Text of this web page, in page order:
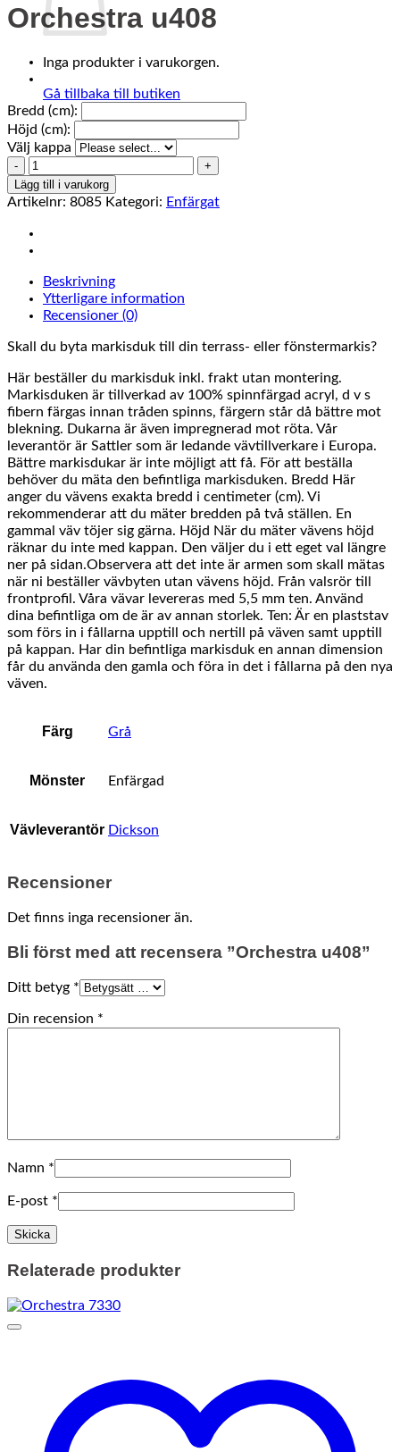
Inga produkter i varukorgen.
Gå tillbaka till butiken
Orchestra u408
Bredd (cm):
Höjd (cm):
Välj kappa
Orchestra
u408
mängd
Lägg till i varukorg
Artikelnr: 8085 Kategori: Enfärgat
Beskrivning
Ytterligare information
Recensioner (0)
Skall du byta markisduk till din terrass- eller fönstermarkis?
Här beställer du markisduk inkl. frakt utan montering.
Markisduken är tillverkad av 100% spinnfärgad acryl, d v s
fibern färgas innan tråden spinns, färgern står då bättre mot
blekning. Dukarna är även impregnerad mot röta. Vår
leverantör är Sattler som är ledande vävtillverkare i Europa.
Bättre markisdukar är inte möjligt att få. För att beställa
behöver du mäta den befintliga markisduken. Bredd Här
anger du vävens exakta bredd i centimeter (cm). Vi
rekommenderar att du mäter bredden på två ställen. En
gammal väv töjer sig gärna. Höjd När du mäter vävens höjd
räknar du inte med kappan. Den väljer du i ett eget val längre
ner på sidan.Observera att det inte är armen som skall mätas
när ni beställer vävbyten utan vävens höjd. Från valsrör till
frontprofil. Våra vävar levereras med 5,5 mm ten. Använd
dina befintliga om de är av annan storlek. Ten: Är en plaststav
som förs in i fållarna upptill och nertill på väven samt upptill
på kappan. Har din befintliga markisduk en annan dimension
får du använda den gamla och föra in det i fållarna på den nya
väven.
Färg Grå
Mönster Enfärgad
Vävleverantör Dickson
Recensioner
Det finns inga recensioner än.
Bli först med att recensera ”Orchestra u408”
Ditt betyg *
Din recension *
Namn *
E-post *
Relaterade produkter